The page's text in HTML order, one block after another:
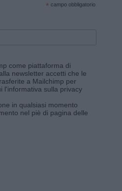
* campo obbligatorio
come piattaforma di
newsletter accetti che le
a Mailchimp per
l'informativa sulla privacy
in qualsiasi momento
nel piè di pagina delle